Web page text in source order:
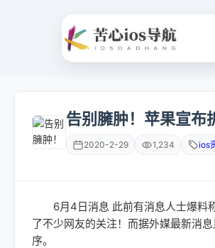
告别臃肿！苹果宣布
2020-2-29 1,234 ios
6月4日消息 此前有消息人士爆料称
了不少网友的关注！而据外媒最新消
序。